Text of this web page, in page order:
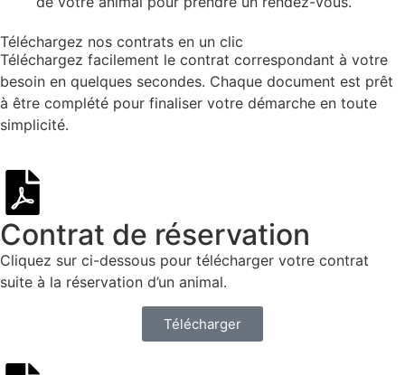
Téléchargez nos contrats en un clic
Téléchargez facilement le contrat correspondant à votre
besoin en quelques secondes. Chaque document est prêt
à être complété pour finaliser votre démarche en toute
simplicité.
Contrat de réservation
Cliquez sur ci-dessous pour télécharger votre contrat
suite à la réservation d’un animal.
Télécharger